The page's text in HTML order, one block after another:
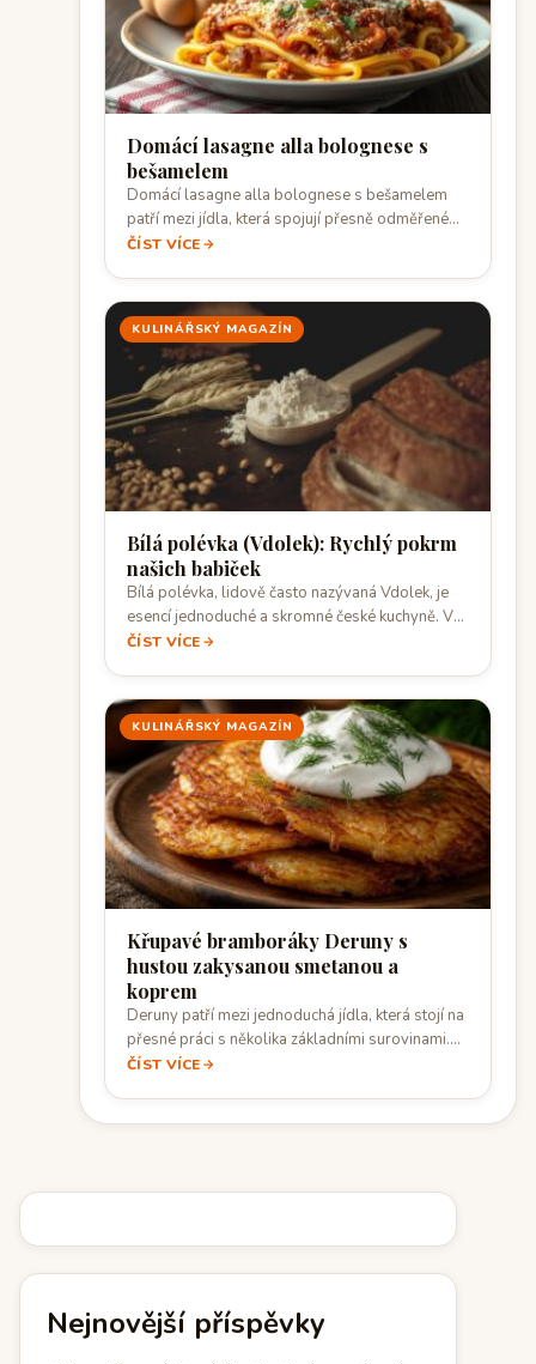
Domácí lasagne alla bolognese s
bešamelem
Domácí lasagne alla bolognese s bešamelem
patří mezi jídla, která spojují přesně odměřené
suroviny,…
ČÍST VÍCE
KULINÁŘSKÝ MAGAZÍN
Bílá polévka (Vdolek): Rychlý pokrm
našich babiček
Bílá polévka, lidově často nazývaná Vdolek, je
esencí jednoduché a skromné české kuchyně. V
dobách,…
ČÍST VÍCE
KULINÁŘSKÝ MAGAZÍN
Křupavé bramboráky Deruny s
hustou zakysanou smetanou a
koprem
Deruny patří mezi jednoduchá jídla, která stojí na
přesné práci s několika základními surovinami.…
ČÍST VÍCE
Nejnovější příspěvky